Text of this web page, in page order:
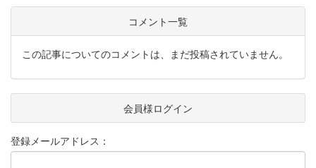
コメント一覧
この記事についてのコメントは、まだ投稿されていません。
会員様ログイン
登録メールアドレス：